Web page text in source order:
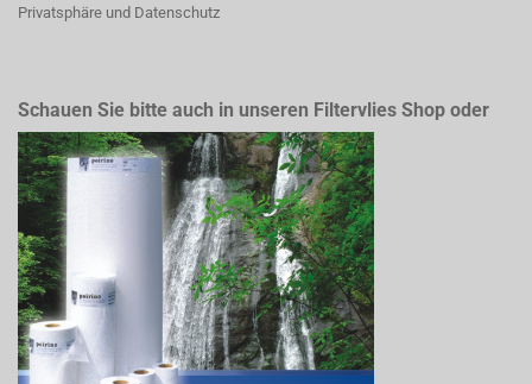
Privatsphäre und Datenschutz
Schauen Sie bitte auch in unseren Filtervlies Shop oder